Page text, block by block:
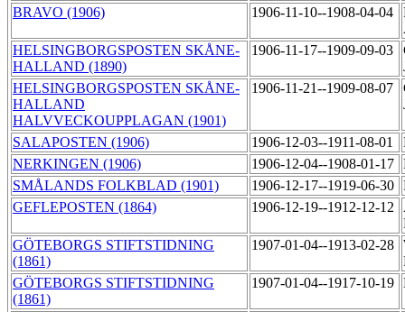
BRAVO (1906)
1906-11-10--1908-04-04
HELSINGBORGSPOSTEN SKÅNE-
HALLAND (1890)
1906-11-17--1909-09-03
HELSINGBORGSPOSTEN SKÅNE-
HALLAND
HALVVECKOUPPLAGAN (1901)
1906-11-21--1909-08-07
SALAPOSTEN (1906) 1906-12-03--1911-08-01
NERKINGEN (1906)
1906-12-04--1908-01-17
SMÅLANDS FOLKBLAD (1901)
1906-12-17--1919-06-30
GEFLEPOSTEN (1864)
1906-12-19--1912-12-12
GÖTEBORGS STIFTSTIDNING
(1861)
1907-01-04--1913-02-28
GÖTEBORGS STIFTSTIDNING
(1861)
1907-01-04--1917-10-19